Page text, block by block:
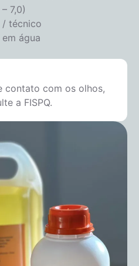
7,0)
/ técnico
água
contato com os olhos,
a FISPQ.